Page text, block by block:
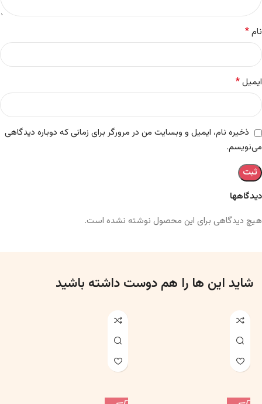
دیدگاهها
هیچ دیدگاهی برای این محصول نوشته نشده است.
نام*
ایمیل*
ذخیره نام، ایمیل و وبسایت من در مرورگر برای زمانی که دوباره دیدگاهی
می‌نویسم.
شاید این ها را هم دوست داشته باشید